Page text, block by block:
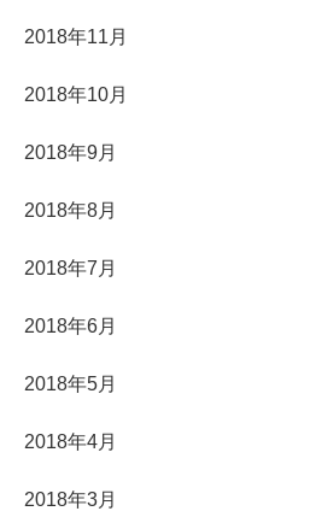
2018年11月
2018年10月
2018年9月
2018年8月
2018年7月
2018年6月
2018年5月
2018年4月
2018年3月